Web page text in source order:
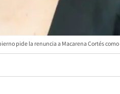
pide la renuncia a Macarena Cortés